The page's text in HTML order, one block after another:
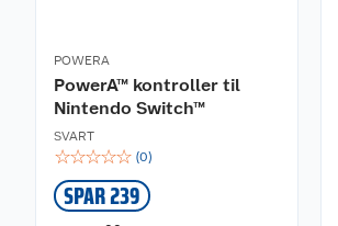
POWERA
PowerA™ kontroller til
Nintendo Switch™
SVART
☆☆☆☆☆ (0)
SPAR 239